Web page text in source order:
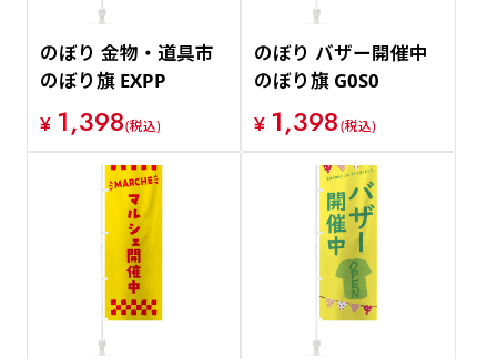
のぼり 金物・道具市
のぼり旗 EXPP
¥ 1,398(税込)
のぼり バザー開催中
のぼり旗 G0S0
¥ 1,398(税込)